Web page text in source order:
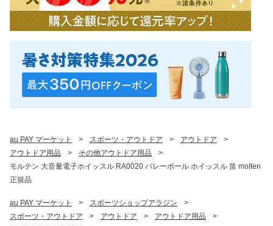
au PAY マーケット > スポーツ・アウトドア > アウトドア
>
アウトドア用品
> その他アウトドア用品
>
モルテン 大音量電子ホイッスル RA0020 バレーボール ホイッスル 笛 molten
正規品
au PAY マーケット > スポーツショップアラジン
>
スポーツ・アウトドア
> アウトドア > アウトドア用品
>